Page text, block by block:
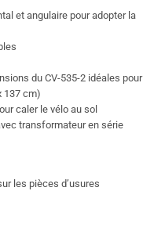
et angulaire pour adopter la
du CV-535-2 idéales pour
137 cm)
caler le vélo au sol
transformateur en série
les pièces d’usures